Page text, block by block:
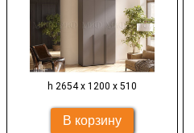
h 2654 х 1200 х 510